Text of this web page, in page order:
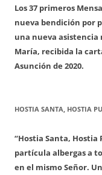
Los 37 primeros
nueva bendición por
una nueva
María, recibida la
Asunción de 2020.
HOSTIA SANTA, HOSTIA
“Hostia Santa,
partícula albergas a
en el mismo Señor.